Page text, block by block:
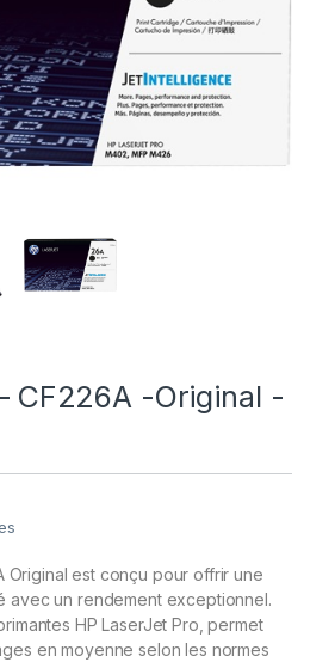
CF226A -Original -
Original est conçu pour offrir une
avec un rendement exceptionnel.
HP LaserJet Pro, permet
en moyenne selon les normes